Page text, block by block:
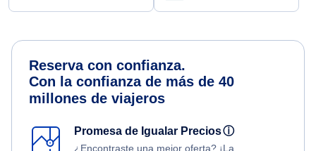
Reserva con confianza.
Con la confianza de más de 40
millones de viajeros
Promesa de Igualar Preciosⓘ
¿Encontraste una mejor oferta? ¡La